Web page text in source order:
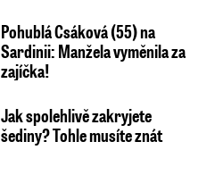
Pohublá Csáková (55) na
Sardinii: Manžela vyměnila za
zajíčka!
Jak spolehlivě zakryjete
šediny? Tohle musíte znát